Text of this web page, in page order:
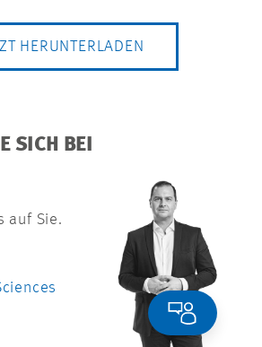
HERUNTERLADEN
SICH BEI
auf Sie.